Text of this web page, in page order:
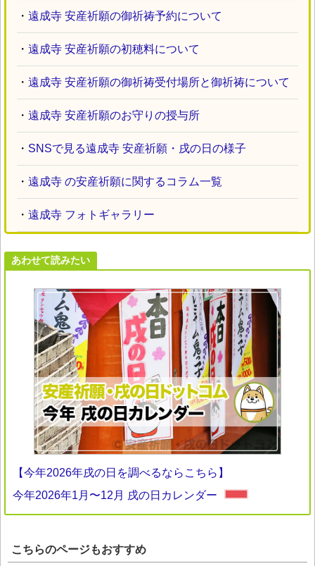
・ 遠成寺 安産祈願の御祈祷予約について
・ 遠成寺 安産祈願の初穂料について
・ 遠成寺 安産祈願の御祈祷受付場所と御祈祷について
・ 遠成寺 安産祈願のお守りの授与所
・ SNSで見る遠成寺 安産祈願・戌の日の様子
・ 遠成寺 の安産祈願に関するコラム一覧
・ 遠成寺 フォトギャラリー
あわせて読みたい
【今年2026年戌の日を調べるならこちら】
今年2026年1月〜12月 戌の日カレンダー
こちらのページもおすすめ